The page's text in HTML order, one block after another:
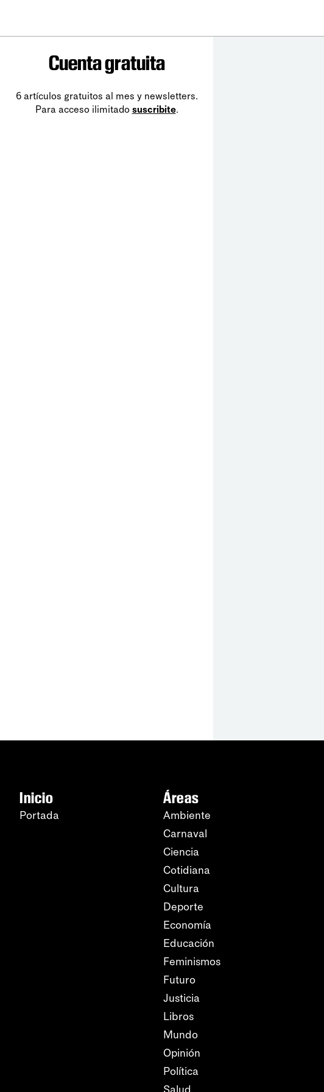
Cuenta gratuita
6 artículos gratuitos al mes y newsletters.
Para acceso ilimitado suscribite.
Inicio
Portada
Áreas
Ambiente
Carnaval
Ciencia
Cotidiana
Cultura
Deporte
Economía
Educación
Feminismos
Futuro
Justicia
Libros
Mundo
Opinión
Política